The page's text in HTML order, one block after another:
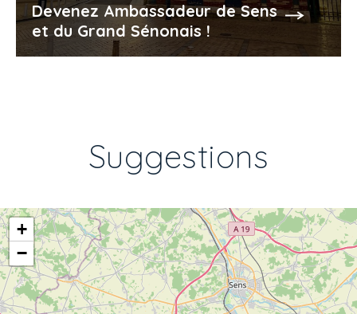
Devenez Ambassadeur de Sens
et du Grand Sénonais !
Suggestions
+
−